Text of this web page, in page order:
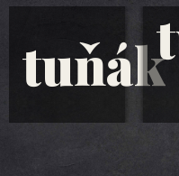
tuňák